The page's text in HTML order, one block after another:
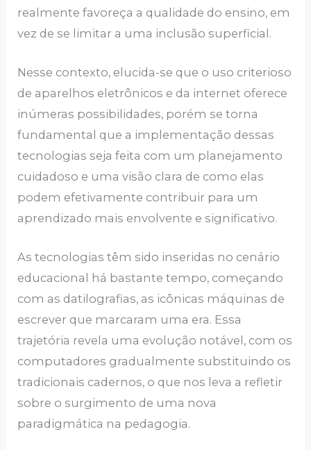
realmente favoreça a qualidade do ensino, em
vez de se limitar a uma inclusão superficial.
Nesse contexto, elucida-se que o uso criterioso
de aparelhos eletrônicos e da internet oferece
inúmeras possibilidades, porém se torna
fundamental que a implementação dessas
tecnologias seja feita com um planejamento
cuidadoso e uma visão clara de como elas
podem efetivamente contribuir para um
aprendizado mais envolvente e significativo.
As tecnologias têm sido inseridas no cenário
educacional há bastante tempo, começando
com as datilografias, as icônicas máquinas de
escrever que marcaram uma era. Essa
trajetória revela uma evolução notável, com os
computadores gradualmente substituindo os
tradicionais cadernos, o que nos leva a refletir
sobre o surgimento de uma nova
paradigmática na pedagogia.